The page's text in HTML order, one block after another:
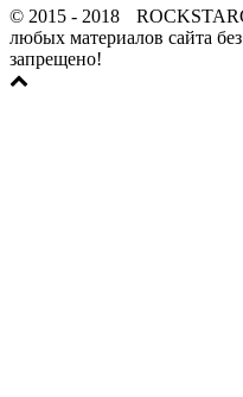
© 2015 - 2018
любых материалов сайта
запрещено!